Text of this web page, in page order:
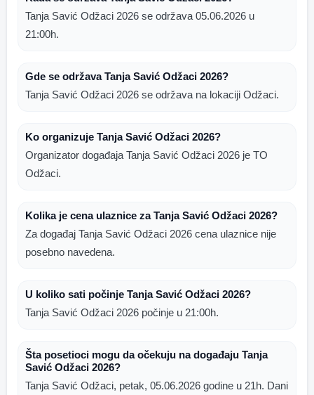
Tanja Savić Odžaci 2026 se održava 05.06.2026 u
21:00h.
Gde se održava Tanja Savić Odžaci 2026?
Tanja Savić Odžaci 2026 se održava na lokaciji Odžaci.
Ko organizuje Tanja Savić Odžaci 2026?
Organizator događaja Tanja Savić Odžaci 2026 je TO
Odžaci.
Kolika je cena ulaznice za Tanja Savić Odžaci 2026?
Za događaj Tanja Savić Odžaci 2026 cena ulaznice nije
posebno navedena.
U koliko sati počinje Tanja Savić Odžaci 2026?
Tanja Savić Odžaci 2026 počinje u 21:00h.
Šta posetioci mogu da očekuju na događaju Tanja
Savić Odžaci 2026?
Tanja Savić Odžaci, petak, 05.06.2026 godine u 21h. Dani